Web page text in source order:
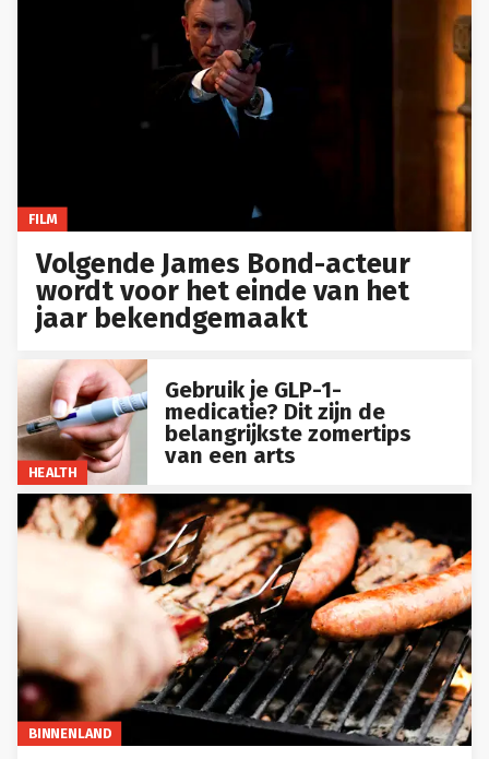
FILM
Volgende James Bond-acteur
wordt voor het einde van het
jaar bekendgemaakt
HEALTH
Gebruik je GLP-1-
medicatie? Dit zijn de
belangrijkste zomertips
van een arts
BINNENLAND